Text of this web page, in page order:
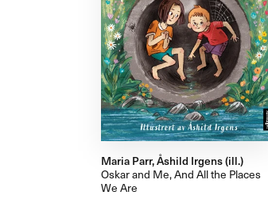
Maria Parr, Åshild Irgens (ill.)
Oskar and Me, And All the Places
We Are